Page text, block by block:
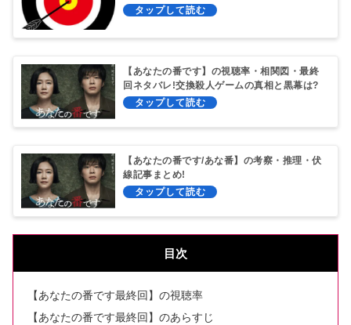
はコレ!
【あなたの番です】の視聴率・相関図・最終
回ネタバレ!交換殺人ゲームの真相と黒幕は?
【あなたの番です/あな番】の考察・推理・伏
線記事まとめ!
目次
【あなたの番です最終回】の視聴率
【あなたの番です最終回】のあらすじ